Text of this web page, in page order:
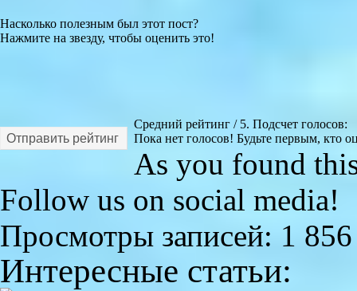
Насколько полезным был этот пост?
Нажмите на звезду, чтобы оценить это!
Отправить рейтинг
Средний рейтинг / 5. Подсчет голосов:
Пока нет голосов! Будьте первым, кто
As you found
Follow us on social media!
Просмотры записей: 1 856
Интересные статьи: